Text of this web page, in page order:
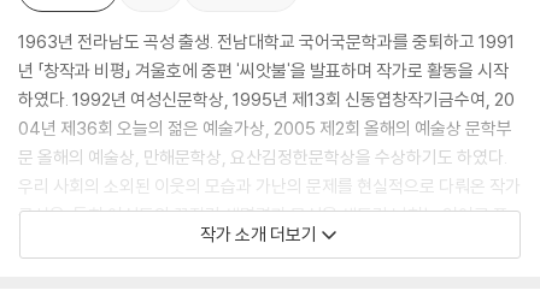
1963년 전라남도 곡성 출생. 전남대학교 국어국문학과를 중퇴하고 1991
년 「창작과 비평」 겨울호에 중편 '씨앗불'을 발표하며 작가로 활동을 시작
하였다. 1992년 여성신문학상, 1995년 제13회 신동엽창작기금수여, 20
04년 제36회 오늘의 젊은 예술가상, 2005 제2회 올해의 예술상 문학부
문 올해의 예술상, 만해문학상, 요산김정한문학상을 수상하기도 하였다.
우리 사회의 소외된 이웃의 모습과 가난의 문제를 현실적으로 다뤄온 작가
공선옥. 특히 여성들의 끈질긴 생명력과 모성을 생동감 넘치는 언어로 표
작가 소개 더보기